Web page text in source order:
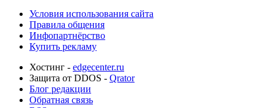
Условия использования сайта
Правила общения
Инфопартнёрство
Купить рекламу
Хостинг - edgecenter.ru
Защита от DDOS - Qrator
Блог редакции
Обратная связь